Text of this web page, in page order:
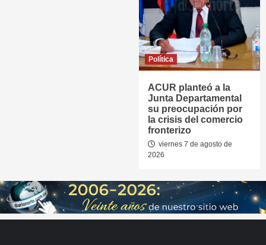
Política
ACUR planteó a la
Junta Departamental
su preocupación por
la crisis del comercio
fronterizo
viernes 7 de agosto de
2026